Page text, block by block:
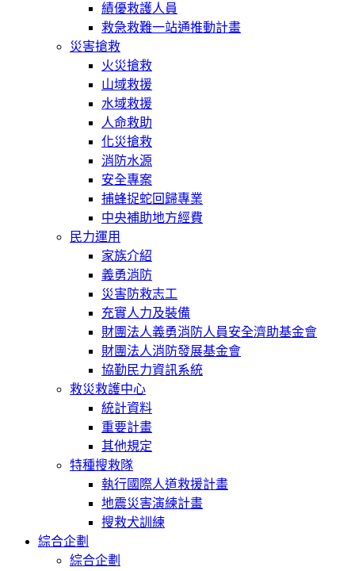
績優救護人員
救急救難一站通推動計畫
災害搶救
火災搶救
山域救援
水域救援
人命救助
化災搶救
消防水源
安全專案
捕蜂捉蛇回歸專業
中央補助地方經費
民力運用
家族介紹
義勇消防
災害防救志工
充實人力及裝備
財團法人義勇消防人員安全濟助基金會
財團法人消防發展基金會
協勤民力資訊系統
救災救護中心
統計資料
重要計畫
其他規定
特種搜救隊
執行國際人道救援計畫
地震災害演練計畫
搜救犬訓練
綜合企劃
綜合企劃